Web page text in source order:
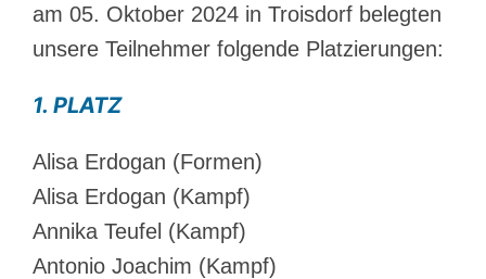
am 05. Oktober 2024 in Troisdorf belegten
unsere Teilnehmer folgende Platzierungen:
1. PLATZ
Alisa Erdogan (Formen)
Alisa Erdogan (Kampf)
Annika Teufel (Kampf)
Antonio Joachim (Kampf)